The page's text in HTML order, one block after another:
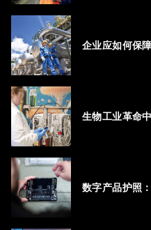
企业应如何保
生物工业革命
数字产品护照